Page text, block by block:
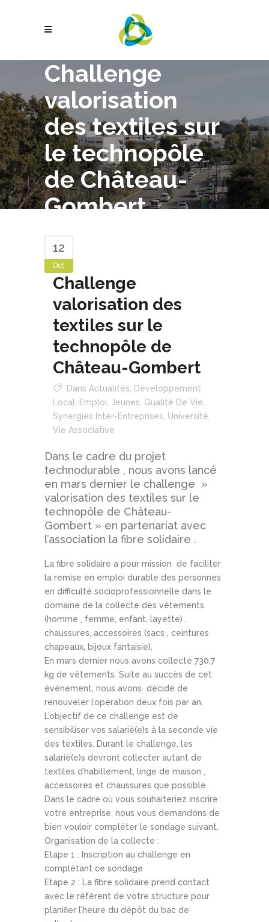
Challenge
valorisation
des textiles sur
le technopôle
de Château-
Gombert
12
Oct
Challenge
valorisation des
textiles sur le
technopôle de
Château-Gombert
Dans Actualités Développement
Local
Emploi Jeunes Qualité De Vie
Synergies Inter-Entreprises Université
Vie Associative
Dans le cadre du projet
technodurable , nous avons lancé
en mars dernier le challenge »
valorisation des textiles sur le
technopôle de Château-
Gombert » en partenariat avec
l’association la fibre solidaire .
La fibre solidaire a pour mission de faciliter
la remise en emploi durable des personnes
en difficulté socioprofessionnelle dans le
domaine de la collecte des vêtements
(homme , femme, enfant, layette) ,
chaussures, accessoires (sacs , ceintures
chapeaux, bijoux fantaisie).
En mars dernier nous avons collecté 730,7
kg de vêtements. Suite au succès de cet
évènement, nous avons décidé de
renouveler l’opération deux fois par an.
L’objectif de ce challenge est de
sensibiliser vos salarié(e)s à la seconde vie
des textiles. Durant le challenge, les
salarié(e)s devront collecter autant de
textiles d’habillement, linge de maison ,
accessoires et chaussures que possible.
Dans le cadre où vous souhaiteriez inscrire
votre entreprise, nous vous demandons de
bien vouloir compléter le sondage suivant.
Organisation de la collecte :
Etape 1 : Inscription au challenge en
complétant ce sondage
Etape 2 : La fibre solidaire prend contact
avec le réfèrent de votre structure pour
planifier l’heure du dépôt du bac de